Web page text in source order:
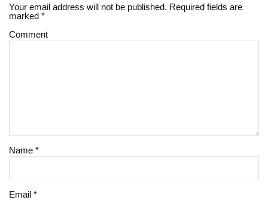
Your email address will not be published. Required fields are
marked*
Comment
Name*
Email*